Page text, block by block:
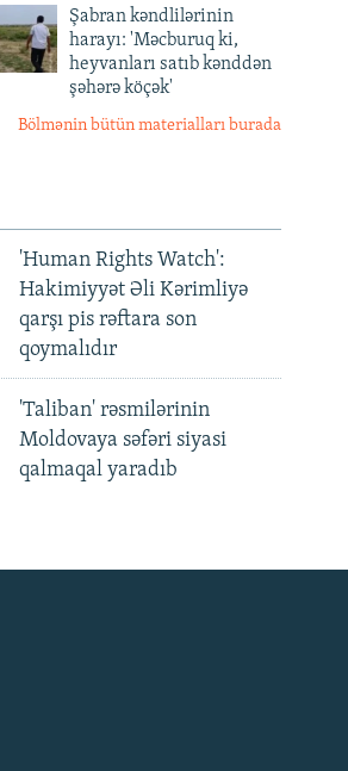
Şabran kəndlilərinin
harayı: 'Məcburuq ki,
heyvanları satıb kənddən
şəhərə köçək'
Bölmənin bütün materialları burada
'Human Rights Watch':
Hakimiyyət Əli Kərimliyə
qarşı pis rəftara son
qoymalıdır
'Taliban' rəsmilərinin
Moldovaya səfəri siyasi
qalmaqal yaradıb